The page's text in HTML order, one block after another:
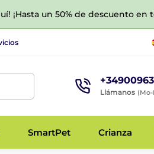
¡Hasta un 50% de descuento en
Llámanos (Mo-
SmartPet Crianza